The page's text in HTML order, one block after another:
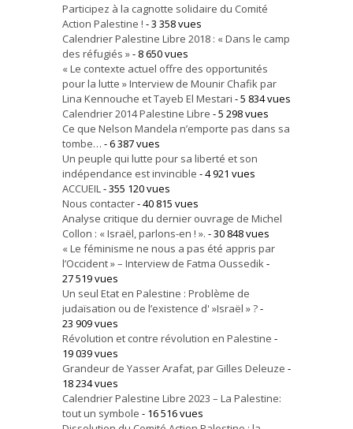
Participez à la cagnotte solidaire du Comité
Action Palestine ! - 3 358 vues
Calendrier Palestine Libre 2018 : « Dans le camp
des réfugiés »- 8 650 vues
« Le contexte actuel offre des opportunités
pour la lutte » Interview de Mounir Chafik par
Lina Kennouche et Tayeb El Mestari - 5 834 vues
Calendrier 2014 Palestine Libre - 5 298 vues
Ce que Nelson Mandela n’emporte pas dans sa
tombe… - 6 387 vues
Un peuple qui lutte pour sa liberté et son
indépendance est invincible - 4 921 vues
ACCUEIL- 355 120 vues
Nous contacter- 40 815 vues
Analyse critique du dernier ouvrage de Michel
Collon : « Israël, parlons-en ! ». - 30 848 vues
« Le féminisme ne nous a pas été appris par
l’Occident » – Interview de Fatma Oussedik-
27 519 vues
Un seul Etat en Palestine : Problème de
judaïsation ou de l’existence d' »Israël » ?-
23 909 vues
Révolution et contre révolution en Palestine -
19 039 vues
Grandeur de Yasser Arafat, par Gilles Deleuze -
18 234 vues
Calendrier Palestine Libre 2023 – La Palestine:
tout un symbole - 16 516 vues